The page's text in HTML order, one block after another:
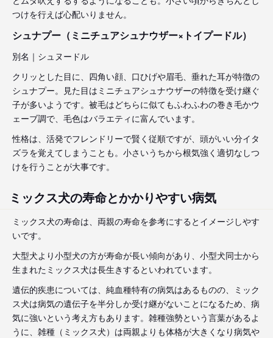
つけを行えば心配いりません。
シュナプー（ミニチュアシュナウザー×トイプードル）
別名｜シュヌードル
クリッとした目に、四角い顔、口ひげや眉毛、垂れた耳が特徴の
シュナプー。見た目はミニチュアシュナウザーの特徴を受け継ぐ
子が多いようです。被毛はどちらに似てもふわふわの巻き毛かウ
ェーブ調で、毛色はバラエティに富んでいます。
性格は、活発でフレンドリーで賢く従順ですが、頭がいい分イタ
ズラを覚えてしまうことも。小さいうちから根気強く適切なしつ
けを行うことが大事です。
ミックス犬の寿命とかかりやすい病気
ミックス犬の寿命は、両親の寿命を参考にするとイメージしやす
いです。
大型犬より小型犬の方が寿命が長い傾向があり、小型犬同士から
生まれたミックス犬は長生きするといわれています。
遺伝的疾患については、純血種特有の病気はあるものの、ミック
ス犬は病気の遺伝子を半分しか受け継がないことになるため、病
気に強いという考え方もあります。雑種強勢という言葉があるよ
うに、雑種（ミックス犬）は両親よりも体格が大きくなり病気や